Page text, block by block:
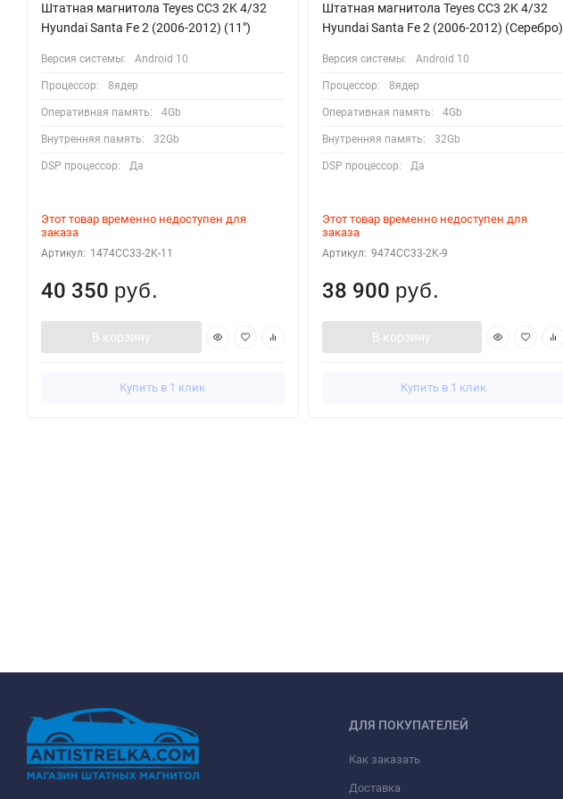
Штатная магнитола Teyes CC3 2K 4/32
Hyundai Santa Fe 2 (2006-2012) (11")
Версия системы: Android 10
Процессор: 8ядер
Оперативная память: 4Gb
Внутренняя память: 32Gb
DSP процессор: Да
Этот товар временно недоступен для
заказа
Артикул: 1474CC33-2K-11
40 350 руб.
В корзину
Купить в 1 клик
Штатная магнитола Teyes CC3 2K 4/32
Hyundai Santa Fe 2 (2006-2012) (Серебро)
Версия системы: Android 10
Процессор: 8ядер
Оперативная память: 4Gb
Внутренняя память: 32Gb
DSP процессор: Да
Этот товар временно недоступен для
заказа
Артикул: 9474CC33-2K-9
38 900 руб.
В корзину
Купить в 1 клик
ДЛЯ ПОКУПАТЕЛЕЙ
Как заказать
Доставка